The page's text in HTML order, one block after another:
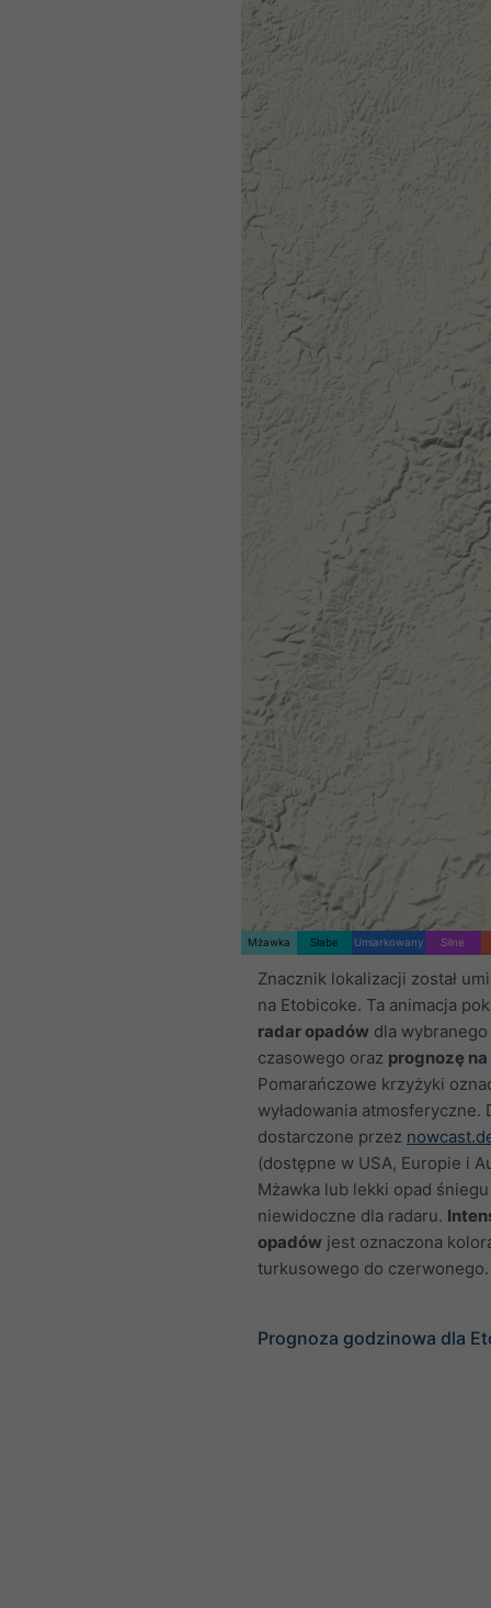
Mżawka Słabe Umiarkowany Silne
Znacznik lokalizacji został
na Etobicoke. Ta animacja
radar opadów dla wybranego
czasowego oraz prognozę na
Pomarańczowe krzyżyki
wyładowania atmosferyczne.
dostarczone przez
(dostępne w USA, Europie i
Mżawka lub lekki opad
niewidoczne dla radaru.
opadów jest oznaczona
turkusowego do czerwonego.
Prognoza godzinowa dla